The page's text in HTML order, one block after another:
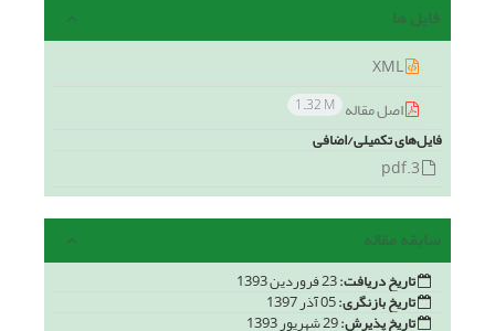
فایل ها
اصل مقاله 1.32 M
فایل‌های تکمیلی/اضافی
سابقه مقاله
تاریخ دریافت:
تاریخ بازنگری:
تاریخ پذیرش: